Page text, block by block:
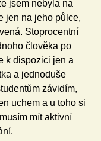
jsem nebyla na
jen na jeho půlce,
Stoprocentní
člověka po
k dispozici jen a
a jednoduše
závidím,
uchem a u toho si
mít aktivní